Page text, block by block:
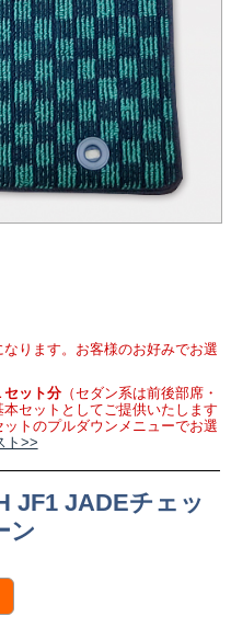
ります。お客様のお好みでお選
セット分（セダン系は前後部席・
セットとしてご提供いたします
ットのプルダウンメニューでお選
ト>>
JF1 JADEチェッ
ン